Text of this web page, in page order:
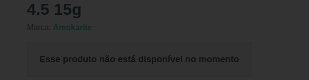
4.5 15g
Marca: Amokarite
Esse produto não está disponível no momento